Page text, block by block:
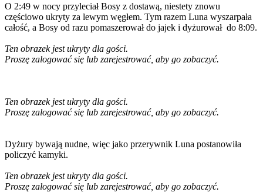
O 2:49 w nocy przyleciał Bosy z dostawą, niestety znowu
częściowo ukryty za lewym węgłem. Tym razem Luna wyszarpała
całość, a Bosy od razu pomaszerował do jajek i dyżurował do 8:09.
Ten obrazek jest ukryty dla gości.
Proszę zalogować się lub zarejestrować, aby go zobaczyć.
Ten obrazek jest ukryty dla gości.
Proszę zalogować się lub zarejestrować, aby go zobaczyć.
Dyżury bywają nudne, więc jako przerywnik Luna postanowiła
policzyć kamyki.
Ten obrazek jest ukryty dla gości.
Proszę zalogować się lub zarejestrować, aby go zobaczyć.